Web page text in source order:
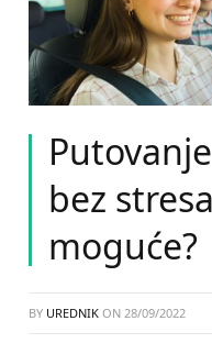
bez
moguće?
BY UREDNIK ON 28/09/2022